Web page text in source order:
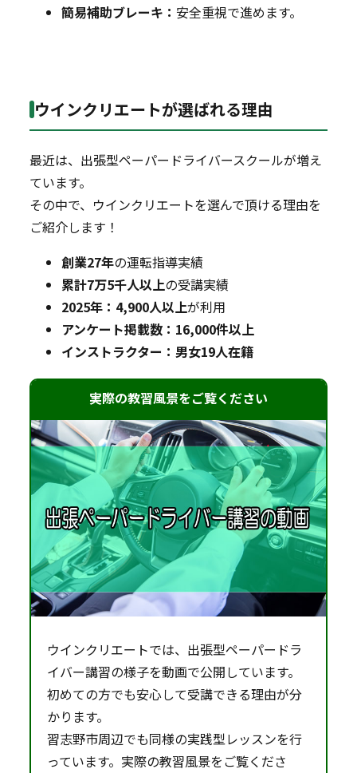
簡易補助ブレーキ： 安全重視で進めます。
ウインクリエートが選ばれる理由
最近は、出張型ペーパードライバースクールが増え
ています。
その中で、ウインクリエートを選んで頂ける理由を
ご紹介します！
創業27年の運転指導実績
累計7万5千人以上の受講実績
2025年：4,900人以上が利用
アンケート掲載数：16,000件以上
インストラクター：男女19人在籍
実際の教習風景をご覧ください
ウインクリエートでは、出張型ペーパードラ
イバー講習の様子を動画で公開しています。
初めての方でも安心して受講できる理由が分
かります。
習志野市周辺でも同様の実践型レッスンを行
っています。実際の教習風景をご覧くださ